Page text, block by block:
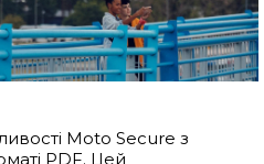
Moto Secure з
PDF. Цей